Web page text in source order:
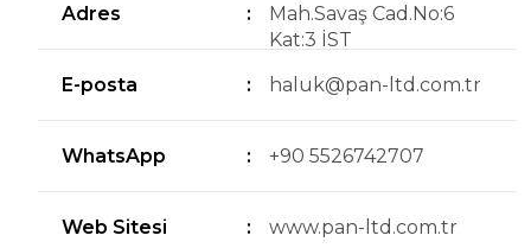
Adres :
Mah.Savaş Cad.No:6
Kat:3 İST
E-posta
: haluk@pan-ltd.com.tr
WhatsApp : +90 5526742707
Web Sitesi : www.pan-ltd.com.tr